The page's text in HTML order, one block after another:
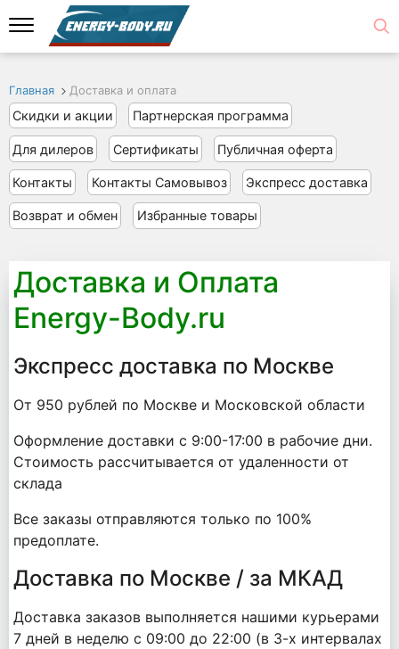
Главная Доставка и оплата
Скидки и акции Партнерская программа
Для дилеров Сертификаты Публичная оферта
Контакты Контакты Самовывоз Экспресс доставка
Возврат и обмен Избранные товары
Доставка и Оплата
Energy-Body.ru
Экспресс доставка по Москве
От 950 рублей по Москве и Московской области
Оформление доставки с 9:00-17:00 в рабочие дни.
Стоимость рассчитывается от удаленности от
склада
Все заказы отправляются только по 100%
предоплате.
Доставка по Москве / за МКАД
Доставка заказов выполняется нашими курьерами
7 дней в неделю с 09:00 до 22:00 (в 3-х интервалах